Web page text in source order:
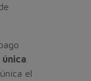
única
única el